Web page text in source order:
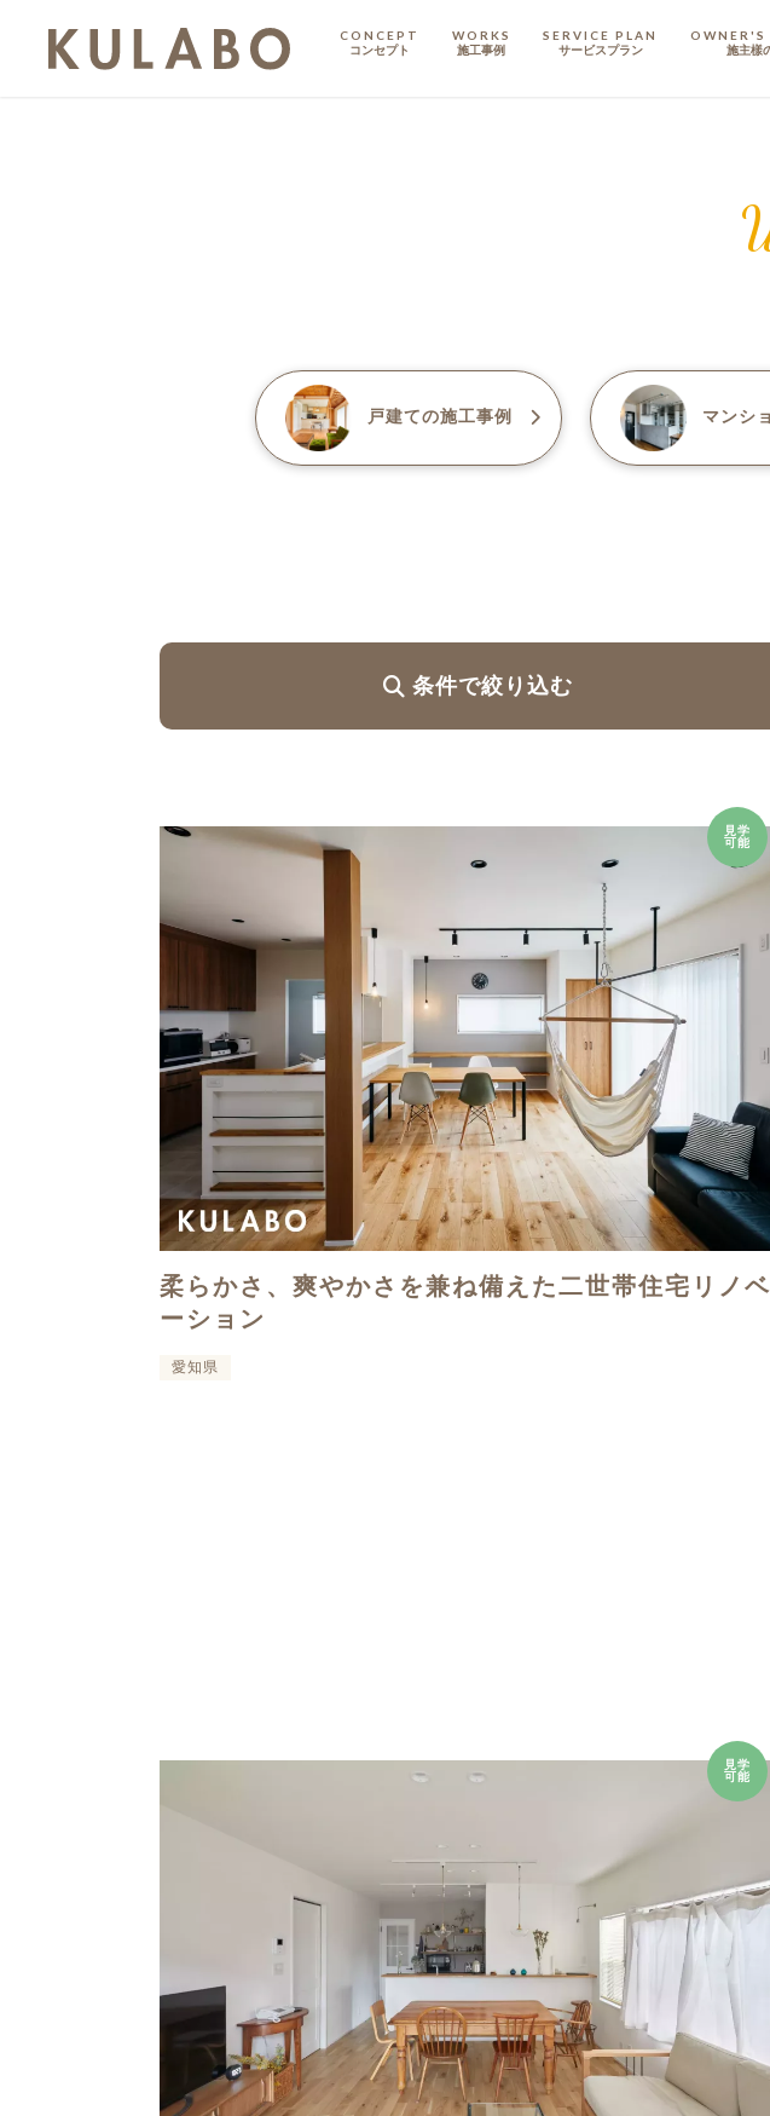
CONCEPT
コンセプト
WORKS
施工事例
SERVICE PLAN
サービスプラン
OWNER'S
施主樣
戸建ての施工事例 マンシ
条件で絞り込む
見学
可能
柔らかさ、爽やかさを兼ね備えた二世帯住宅リノベ
ーション
愛知県
見学
可能